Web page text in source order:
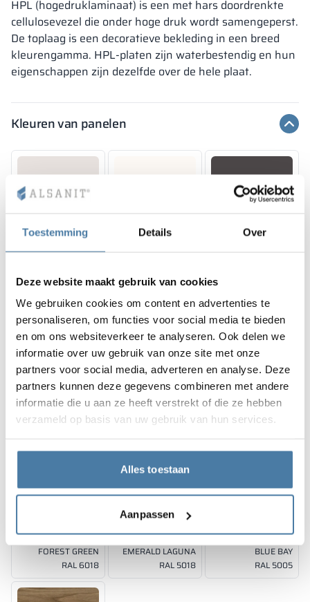
Toestemming Details Over
Deze website maakt gebruik van cookies
We gebruiken cookies om content en advertenties te
personaliseren, om functies voor social media te bieden
en om ons websiteverkeer te analyseren. Ook delen we
informatie over uw gebruik van onze site met onze
partners voor social media, adverteren en analyse. Deze
partners kunnen deze gegevens combineren met andere
informatie die u aan ze heeft verstrekt of die ze hebben
verzameld op basis van uw gebruik van hun services.
Alles toestaan
Aanpassen
HPL (hogedruklaminaat) is een met hars doordrenkte
cellulosevezel die onder hoge druk wordt samengeperst.
De toplaag is een decoratieve bekleding in een breed
kleurengamma. HPL-platen zijn waterbestendig en hun
eigenschappen zijn dezelfde over de hele plaat.
Kleuren van panelen
PERFECT GREY
RAL 7035
CLASSIC WHITE
SILESIAN GREY
10 mm
SUNNY YELLOW
RAL 1023
10 mm
JUICY ORANGE
RAL 2011
10 mm
RED DELUXE
RAL 3020
10, 12 mm
10 mm
FOREST GREEN
RAL 6018
10 mm
EMERALD LAGUNA
RAL 5018
10 mm
BLUE BAY
RAL 5005
18 mm
FOREST GREEN
RAL 6018
18 mm
BLUE BAY
RAL 5005
18 mm
LUND BIRCH
WILD OAK
PORTO CHERRY
18 mm
GRAND OAK
18 mm
18 mm
18 mm
18 mm
BELLATO
De kleuren van de materialen in RAL-code worden uitsluitend
ter indicatie gegeven, de weergegeven decoraties kunnen
afwijken van de werkelijke kleuren afhankelijk van de
parameters en instellingen van de monitor.
FOREST GREEN
RAL 6018
BLUE BAY
RAL 5005
De kleuren van de materialen in RAL-code worden uitsluitend
ter indicatie gegeven, de weergegeven decoraties kunnen
parameters en instellingen van de monitor.
ter indicatie gegeven, de weergegeven decoraties kunnen
afwijken van de werkelijke kleuren afhankelijk van de
parameters en instellingen van de monitor.